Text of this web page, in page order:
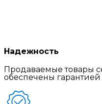
Надежность
Продаваемые товары
обеспечены